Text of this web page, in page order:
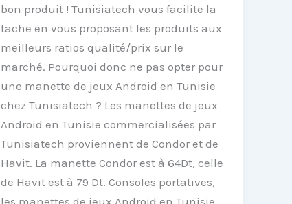
bon produit ! Tunisiatech vous facilite la
tache en vous proposant les produits aux
meilleurs ratios qualité/prix sur le
marché. Pourquoi donc ne pas opter pour
une manette de jeux Android en Tunisie
chez Tunisiatech ? Les manettes de jeux
Android en Tunisie commercialisées par
Tunisiatech proviennent de Condor et de
Havit. La manette Condor est à 64Dt, celle
de Havit est à 79 Dt. Consoles portatives,
les manettes de jeux Android en Tunisie